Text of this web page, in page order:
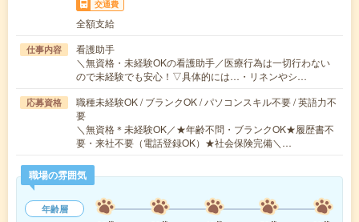
交通費
全額支給
仕事内容
看護助手
＼無資格・未経験OKの看護助手／医療行為は一切行わない
ので未経験でも安心！▽具体的には…・リネンやシ…
応募資格
職種未経験OK / ブランクOK / パソコンスキル不要 / 英語力不
要
＼無資格＊未経験OK／★年齢不問・ブランクOK★履歴書不
要・来社不要（電話登録OK）★社会保険完備＼…
職場の雰囲気
年齢層